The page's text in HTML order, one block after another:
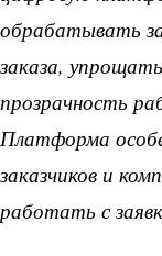
обрабатывать
заказа,
прозрачность
Платформа
заказчиков и
работать с